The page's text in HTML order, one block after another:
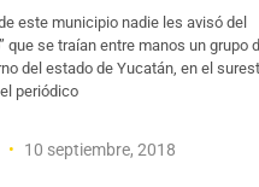
este municipio nadie les avisó del
que se traían entre manos un grupo
del estado de Yucatán, en el
periódico
10 septiembre, 2018